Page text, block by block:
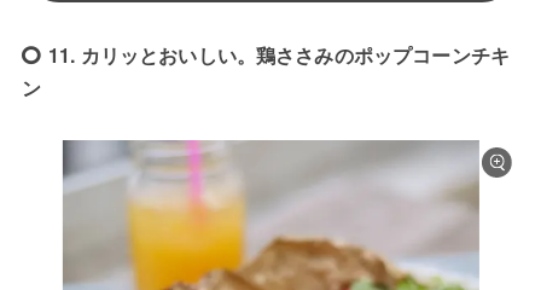
11. カリッとおいしい。鶏ささみのポップコーンチキ
ン